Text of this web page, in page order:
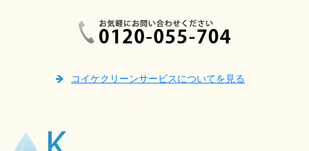
コイケクリーンサービスについてを見る